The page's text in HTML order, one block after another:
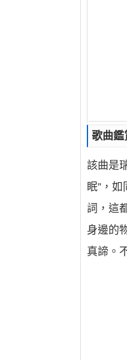
歌曲鑑
該曲是
眠”，
詞，這
身邊的
真諦。